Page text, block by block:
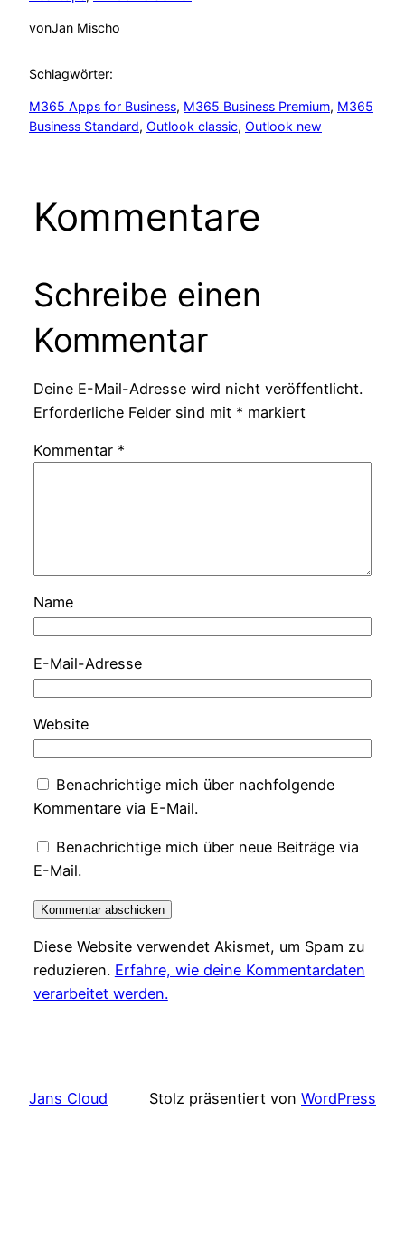
vonJan Mischo
Schlagwörter:
M365 Apps for Business, M365 Business Premium, M365
Business Standard, Outlook classic, Outlook new
Kommentare
Schreibe einen
Kommentar
Deine E-Mail-Adresse wird nicht veröffentlicht.
Erforderliche Felder sind mit * markiert
Kommentar *
Name
E-Mail-Adresse
Website
Benachrichtige mich über nachfolgende
Kommentare via E-Mail.
Benachrichtige mich über neue Beiträge via
E-Mail.
Diese Website verwendet Akismet, um Spam zu
reduzieren. Erfahre, wie deine Kommentardaten
verarbeitet werden.
Jans Cloud Stolz präsentiert von WordPress